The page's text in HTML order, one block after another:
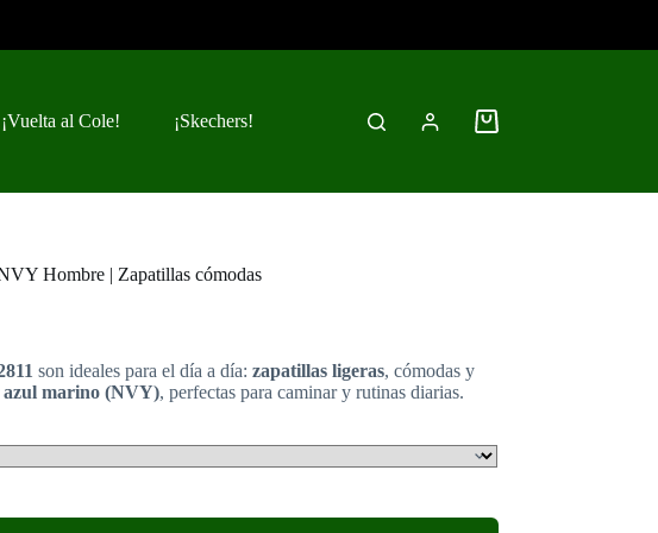
¡Vuelta al Cole! ¡Skechers!
Carro
Hombre | Zapatillas cómodas
son ideales para el día a día: zapatillas ligeras, cómodas y
azul marino (NVY), perfectas para caminar y rutinas diarias.